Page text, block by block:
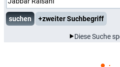
+zweiter Suchbegriff
Diese Suche